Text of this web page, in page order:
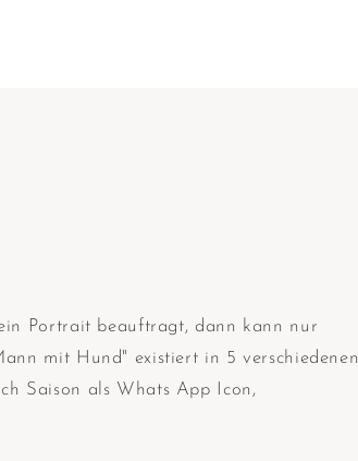
Portrait beauftragt, dann kann nur
mit Hund" existiert in 5 verschiedenen
Saison als Whats App Icon,